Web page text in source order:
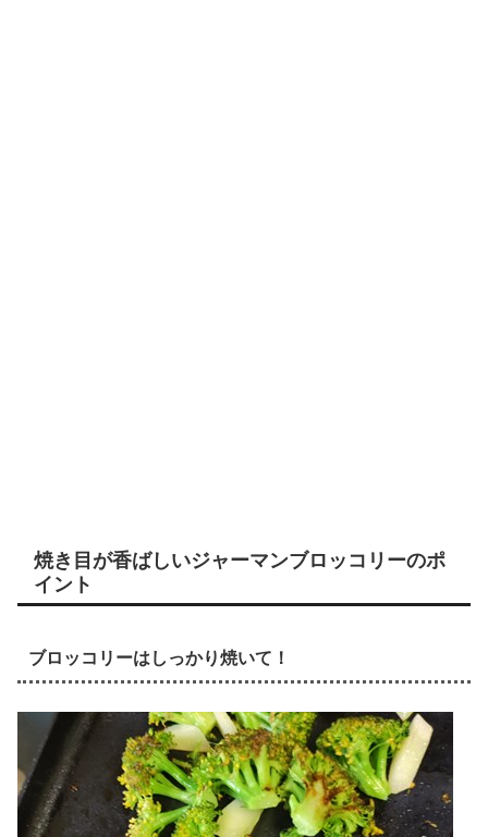
焼き目が香ばしいジャーマンブロッコリーのポ
イント
ブロッコリーはしっかり焼いて！